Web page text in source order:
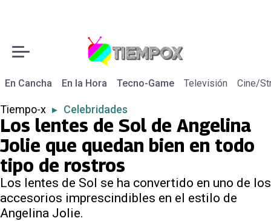
En Cancha En la Hora Tecno-Game Televisión Cine/
Tiempo-x ▸ Celebridades
Los lentes de Sol de Angelina
Jolie que quedan bien en todo
tipo de rostros
Los lentes de Sol se ha convertido en uno de los
accesorios imprescindibles en el estilo de
Angelina Jolie.